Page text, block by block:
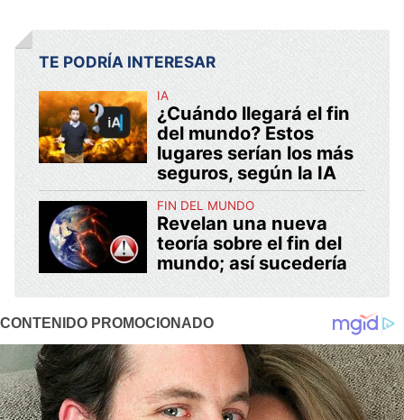
TE PODRÍA INTERESAR
IA
¿Cuándo llegará el fin
del mundo? Estos
lugares serían los más
seguros, según la IA
FIN DEL MUNDO
Revelan una nueva
teoría sobre el fin del
mundo; así sucedería